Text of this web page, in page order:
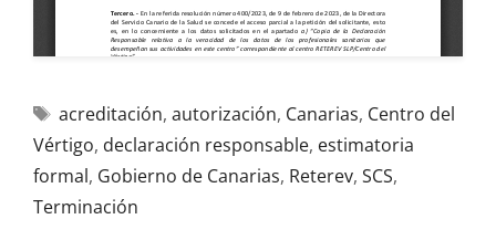
acreditación, autorización, Canarias, Centro del
Vértigo, declaración responsable, estimatoria
formal, Gobierno de Canarias, Reterev, SCS,
Terminación